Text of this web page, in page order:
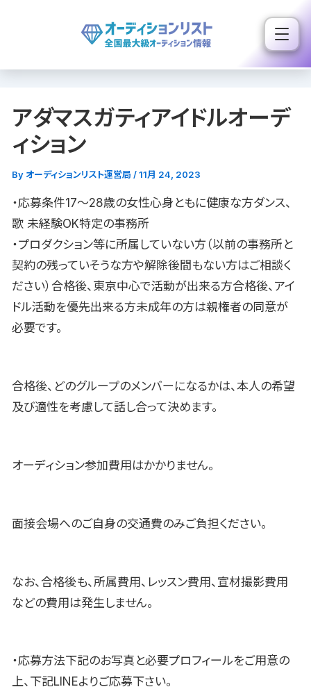
ス
アダマスガティアイドルオーデ
ィション
By オーディションリスト運営局 /11月 24, 2023
・応募条件17〜28歳の女性心身ともに健康な方ダンス、
歌 未経験OK特定の事務所
・プロダクション等に所属していない方（以前の事務所と
契約の残っていそうな方や解除後間もない方はご相談く
ださい）合格後、東京中心で活動が出来る方合格後、アイ
ドル活動を優先出来る方未成年の方は親権者の同意が
必要です。
合格後、どのグループのメンバーになるかは、本人の希望
及び適性を考慮して話し合って決めます。
オーディション参加費用はかかりません。
面接会場へのご自身の交通費のみご負担ください。
なお、合格後も、所属費用、レッスン費用、宣材撮影費用
などの費用は発生しません。
・応募方法下記のお写真と必要プロフィールをご用意の
上、下記LINEよりご応募下さい。